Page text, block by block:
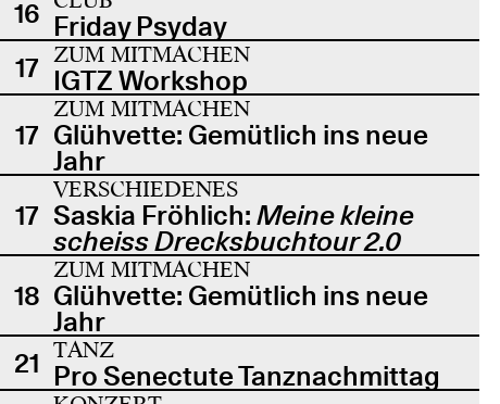
16 Friday Psyday
17 ZUM MITMACHEN
IGTZ Workshop
17
ZUM MITMACHEN
Glühvette: Gemütlich ins neue
Jahr
17
VERSCHIEDENES
Saskia Fröhlich: Meine kleine
scheiss Drecksbuchtour 2.0
18
ZUM MITMACHEN
Glühvette: Gemütlich ins neue
Jahr
21 TANZ
Pro Senectute Tanznachmittag